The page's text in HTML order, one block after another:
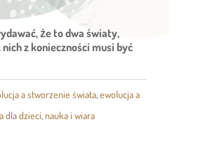
że to dwa światy,
z konieczności musi być
a stworzenie świata,ewolucja a
dla dzieci,nauka i wiara